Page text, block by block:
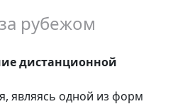
рубежом
дистанционной
являясь одной из форм